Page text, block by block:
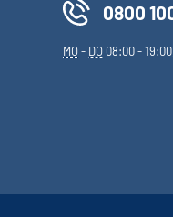
0800
MO- DO 08:00 -